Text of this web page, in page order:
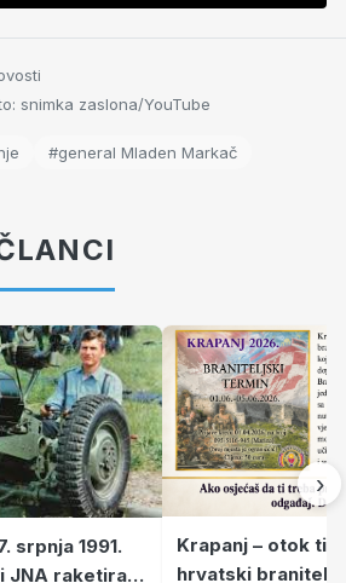
snimka zaslona/YouTube
#general Mladen Markač
srpnja 1991.
JNA raketirali
Krapanj – otok
hrvatski branitelji
›